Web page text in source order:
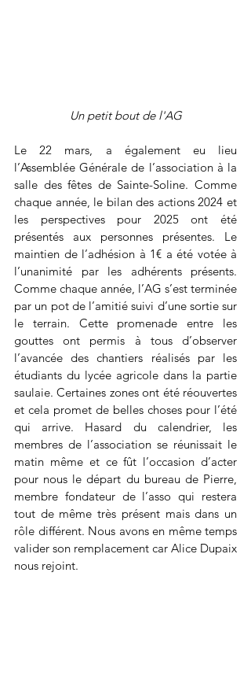
Un petit bout de l'AG
Le 22 mars, a également eu lieu
l’Assemblée Générale de l’association à la
salle des fêtes de Sainte-Soline. Comme
chaque année, le bilan des actions 2024 et
les perspectives pour 2025 ont été
présentés aux personnes présentes. Le
maintien de l’adhésion à 1€ a été votée à
l’unanimité par les adhérents présents.
Comme chaque année, l’AG s’est terminée
par un pot de l’amitié suivi d’une sortie sur
le terrain. Cette promenade entre les
gouttes ont permis à tous d’observer
l’avancée des chantiers réalisés par les
étudiants du lycée agricole dans la partie
saulaie. Certaines zones ont été réouvertes
et cela promet de belles choses pour l’été
qui arrive. Hasard du calendrier, les
membres de l’association se réunissait le
matin même et ce fût l’occasion d’acter
pour nous le départ du bureau de Pierre,
membre fondateur de l’asso qui restera
tout de même très présent mais dans un
rôle différent. Nous avons en même temps
valider son remplacement car Alice Dupaix
nous rejoint.